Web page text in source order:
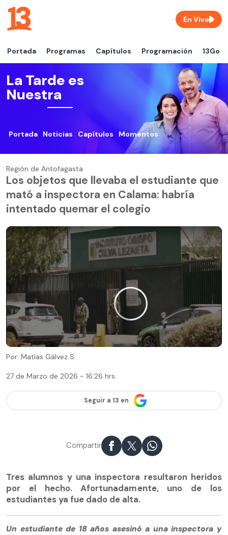
Portada Programas Capítulos Programación 13Go
En Vivo
La Tarde es
Nuestra
Portada Noticias Capítulos Momentos
Región de Antofagasta
Los objetos que llevaba el estudiante que
mató a inspectora en Calama: habría
intentado quemar el colegio
Por: Matías Gálvez S.
27 de Marzo de 2026 - 16:26 hrs.
Seguir a 13 en
Compartir
Tres alumnos y una inspectora resultaron heridos
por el hecho. Afortunadamente, uno de los
estudiantes ya fue dado de alta.
Un estudiante de 18 años asesinó a una inspectora y